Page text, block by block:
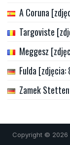
A Coruna
Targoviste
Meggesz
Fulda [zdjęcia:
Zamek
Copyright © 2026